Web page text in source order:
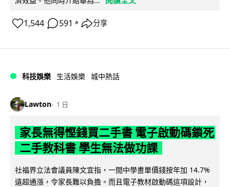
1,544 591 ↗ 分享
科技娛樂 生活娛樂 城中熱話
Lawton 1 日
家長無得慳錢買二手書 電子啟動碼鎖死
二手教科書 學生無法做功課
社福界立法會議員陳文宜指，一間中學書單價錢按年加 14.7%
遠超通漲，令家長難以負擔。而且電子教材啟動碼這項設計，